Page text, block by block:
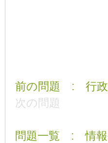
前の問題 : 行政
次の問題
問題一覧 : 情報